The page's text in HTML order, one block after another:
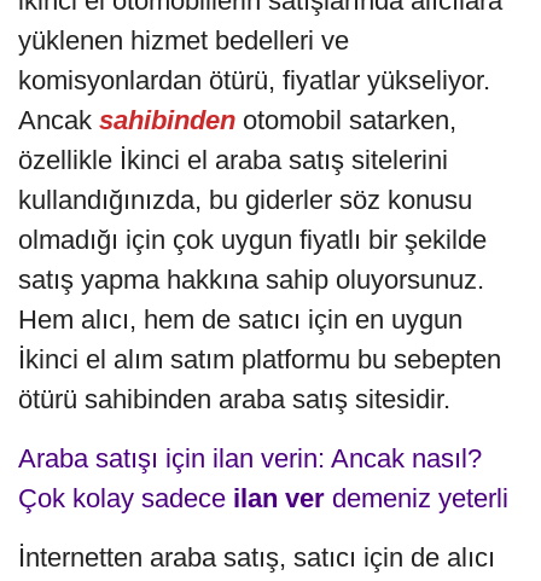
yüklenen hizmet bedelleri ve
komisyonlardan ötürü, fiyatlar yükseliyor.
Ancak sahibinden otomobil satarken,
özellikle İkinci el araba satış sitelerini
kullandığınızda, bu giderler söz konusu
olmadığı için çok uygun fiyatlı bir şekilde
satış yapma hakkına sahip oluyorsunuz.
Hem alıcı, hem de satıcı için en uygun
İkinci el alım satım platformu bu sebepten
ötürü sahibinden araba satış sitesidir.
Araba satışı için ilan verin: Ancak nasıl?
Çok kolay sadece ilan ver demeniz yeterli
İnternetten araba satış, satıcı için de alıcı